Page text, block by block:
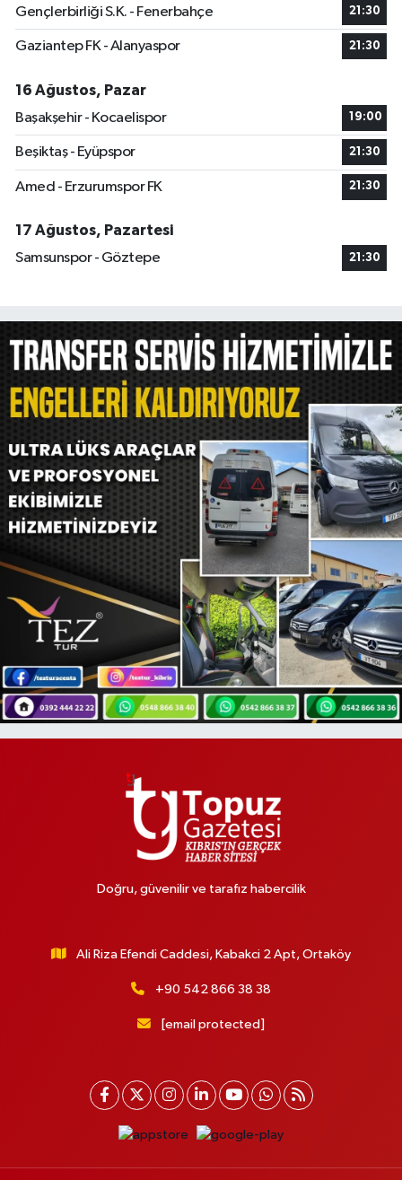
Gençlerbirliği S.K. - Fenerbahçe 21:30
Gaziantep FK - Alanyaspor 21:30
16 Ağustos, Pazar
Başakşehir - Kocaelispor
19:00
Beşiktaş - Eyüpspor 21:30
Amed - Erzurumspor FK 21:30
17 Ağustos, Pazartesi
Samsunspor - Göztepe
21:30
Doğru, güvenilir ve tarafız habercilik
Ali Riza Efendi Caddesi, Kabakci 2 Apt, Ortaköy
+90 542 866 38 38
[email protected]